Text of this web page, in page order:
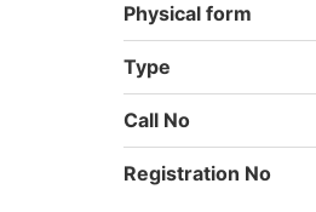
Physical form
Type
Call No
Registration No